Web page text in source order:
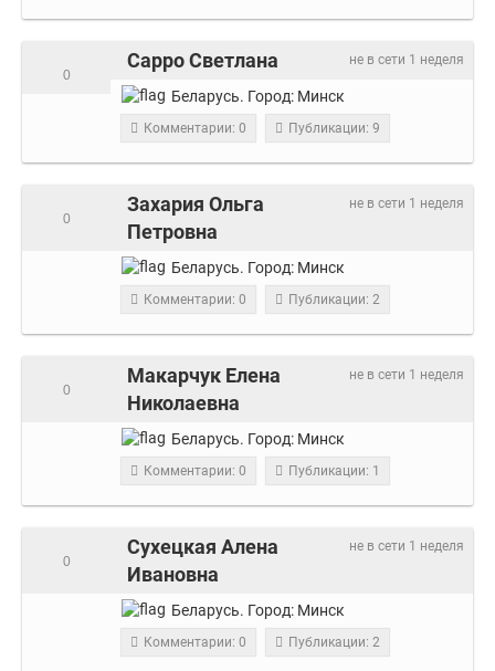
не в сети 1 неделя
Сарро Светлана
0
Беларусь. Город: Минск
Комментарии: 0 Публикации: 9
не в сети 1 неделя
Захария Ольга
Петровна
0
Беларусь. Город: Минск
Комментарии: 0 Публикации: 2
не в сети 1 неделя
Макарчук Елена
Николаевна
0
Беларусь. Город: Минск
Комментарии: 0 Публикации: 1
не в сети 1 неделя
Сухецкая Алена
Ивановна
0
Беларусь. Город: Минск
Комментарии: 0 Публикации: 2